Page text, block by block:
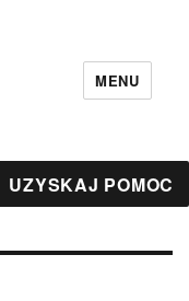
MENU
UZYSKAJ POMOC